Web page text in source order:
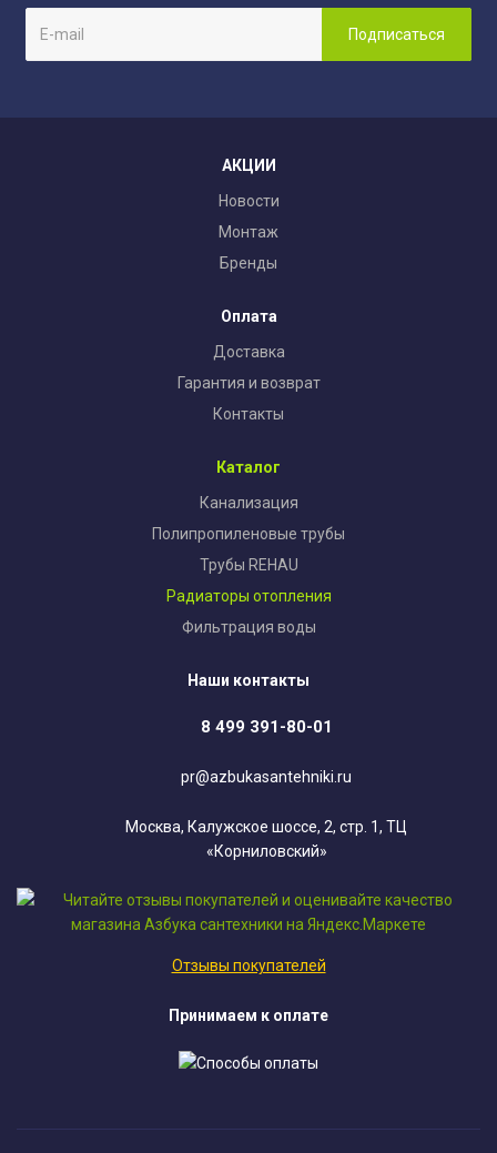
АКЦИИ
Новости
Монтаж
Бренды
Оплата
Доставка
Гарантия и возврат
Контакты
Каталог
Канализация
Полипропиленовые трубы
Трубы REHAU
Радиаторы отопления
Фильтрация воды
Наши контакты
8 499 391-80-01
pr@azbukasantehniki.ru
Москва, Калужское шоссе, 2, стр. 1, ТЦ
«Корниловский»
Отзывы покупателей
Принимаем к оплате